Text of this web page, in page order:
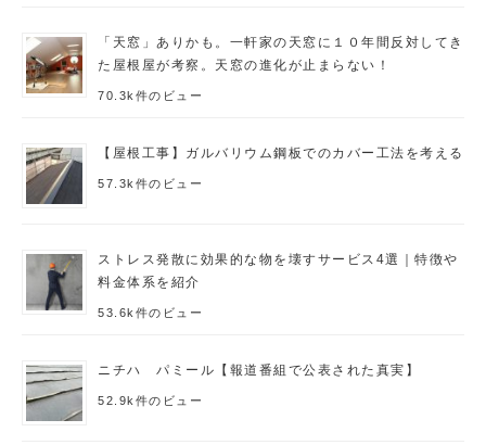
「天窓」ありかも。一軒家の天窓に１０年間反対してき
た屋根屋が考察。天窓の進化が止まらない！
70.3k件のビュー
【屋根工事】ガルバリウム鋼板でのカバー工法を考える
57.3k件のビュー
ストレス発散に効果的な物を壊すサービス4選｜特徴や
料金体系を紹介
53.6k件のビュー
ニチハ パミール【報道番組で公表された真実】
52.9k件のビュー